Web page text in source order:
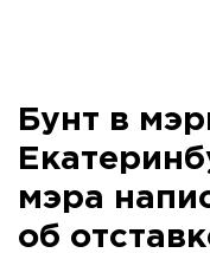
Бунт в
мэра
об